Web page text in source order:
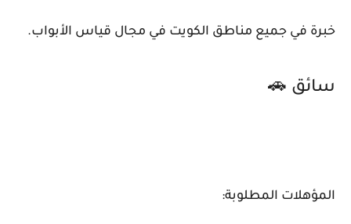
خبرة في جميع مناطق الكويت في مجال قياس الأبواب.
سائق 🚗
المؤهلات المطلوبة: